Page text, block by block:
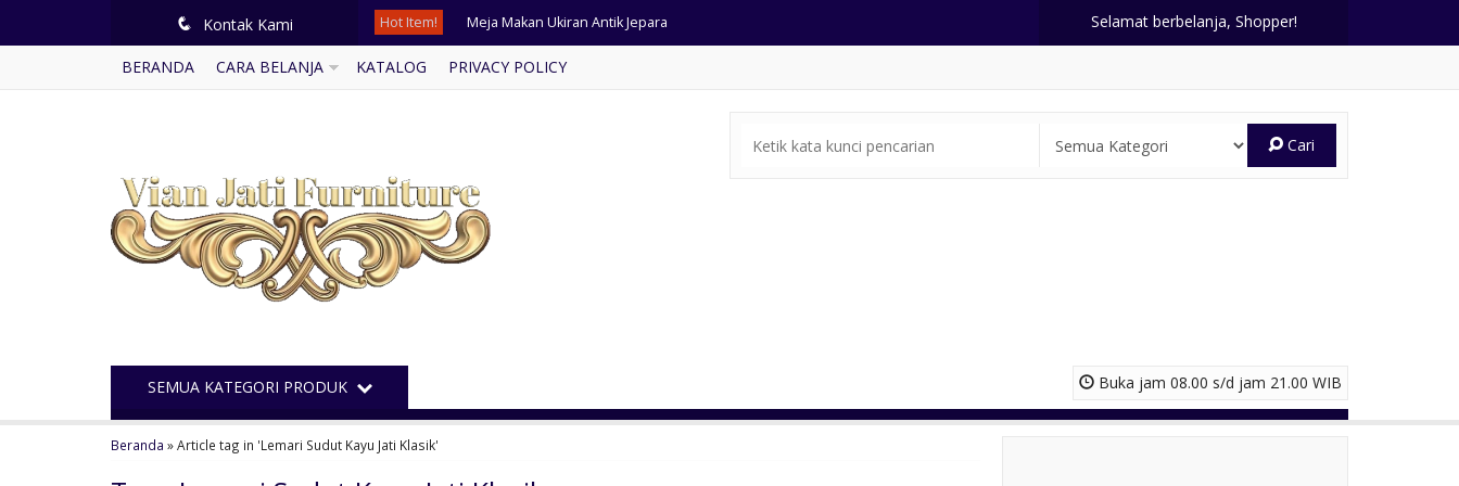
q Kontak Kami Hot Item! Meja Makan Ukiran Antik Jepara
Kursi Tamu Minimalis Mangkok
Pintu Gebyok Ukiran Jepara
Kursi Tamu Cat Emas Ukir Klasik
Selamat berbelanja, Shopper!
BERANDA CARA BELANJA KATALOG PRIVACY POLICY
Cari
Buka jam 08.00 s/d jam 21.00 WIB
SEMUA KATEGORI PRODUK
Beranda »Article tag in 'Lemari Sudut Kayu Jati Klasik'